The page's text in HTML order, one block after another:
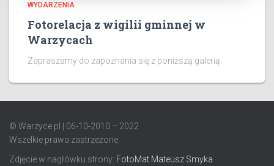
WYDARZENIA
Fotorelacja z wigilii gminnej w
Warzycach
Zapraszamy do zapoznania się z poniższą galerią.
© Warzyce.pl | 06-10-2010 – 2022
Wszelkie prawa zastrzeżone.
Zdjęcie w nagłówku strony: FotoMat Mateusz Smyka